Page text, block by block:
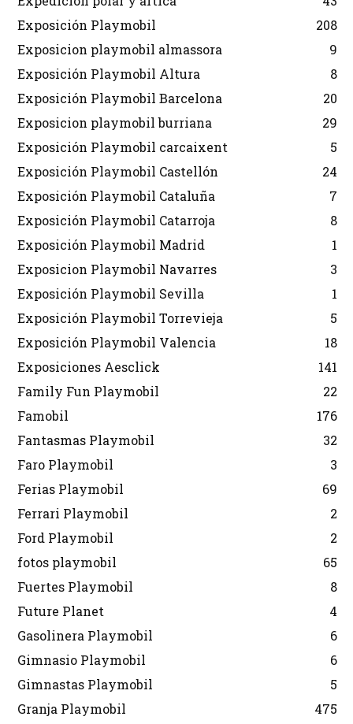
Exposición Playmobil
208
Exposicion playmobil almassora
9
Exposición Playmobil Altura
8
Exposición Playmobil Barcelona
20
Exposicion playmobil burriana
29
Exposición Playmobil carcaixent
5
Exposición Playmobil Castellón
24
Exposición Playmobil Cataluña
7
Exposición Playmobil Catarroja
8
Exposición Playmobil Madrid
1
Exposicion Playmobil Navarres
3
Exposición Playmobil Sevilla
1
Exposición Playmobil Torrevieja
5
Exposición Playmobil Valencia
18
Exposiciones Aesclick
141
Family Fun Playmobil
22
Famobil
176
Fantasmas Playmobil
32
Faro Playmobil
3
Ferias Playmobil
69
Ferrari Playmobil
2
Ford Playmobil
2
fotos playmobil
65
Fuertes Playmobil
8
Future Planet
4
Gasolinera Playmobil
6
Gimnasio Playmobil
6
Gimnastas Playmobil
5
Granja Playmobil
475